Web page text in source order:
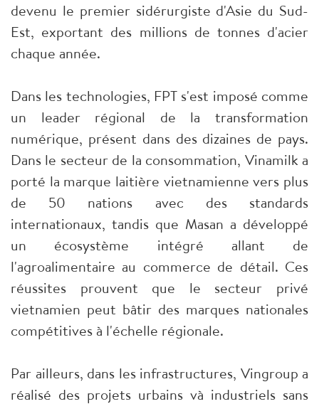
devenu le premier sidérurgiste d'Asie du Sud-
Est, exportant des millions de tonnes d'acier
chaque année.
Dans les technologies, FPT s'est imposé comme
un leader régional de la transformation
numérique, présent dans des dizaines de pays.
Dans le secteur de la consommation, Vinamilk a
porté la marque laitière vietnamienne vers plus
de 50 nations avec des standards
internationaux, tandis que Masan a développé
un écosystème intégré allant de
l'agroalimentaire au commerce de détail. Ces
réussites prouvent que le secteur privé
vietnamien peut bâtir des marques nationales
compétitives à l'échelle régionale.
Par ailleurs, dans les infrastructures, Vingroup a
réalisé des projets urbains và industriels sans